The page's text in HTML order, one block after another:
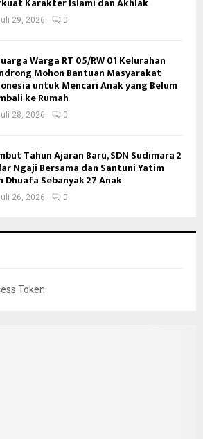
Karakter Islami dan Akhlak
29, 2026 0
Warga RT 05/RW 01 Kelurahan
Mohon Bantuan Masyarakat
untuk Mencari Anak yang Belum
ke Rumah
28, 2026 0
Tahun Ajaran Baru, SDN Sudimara 2
Ngaji Bersama dan Santuni Yatim
Dhuafa Sebanyak 27 Anak
26, 2026 0
Token